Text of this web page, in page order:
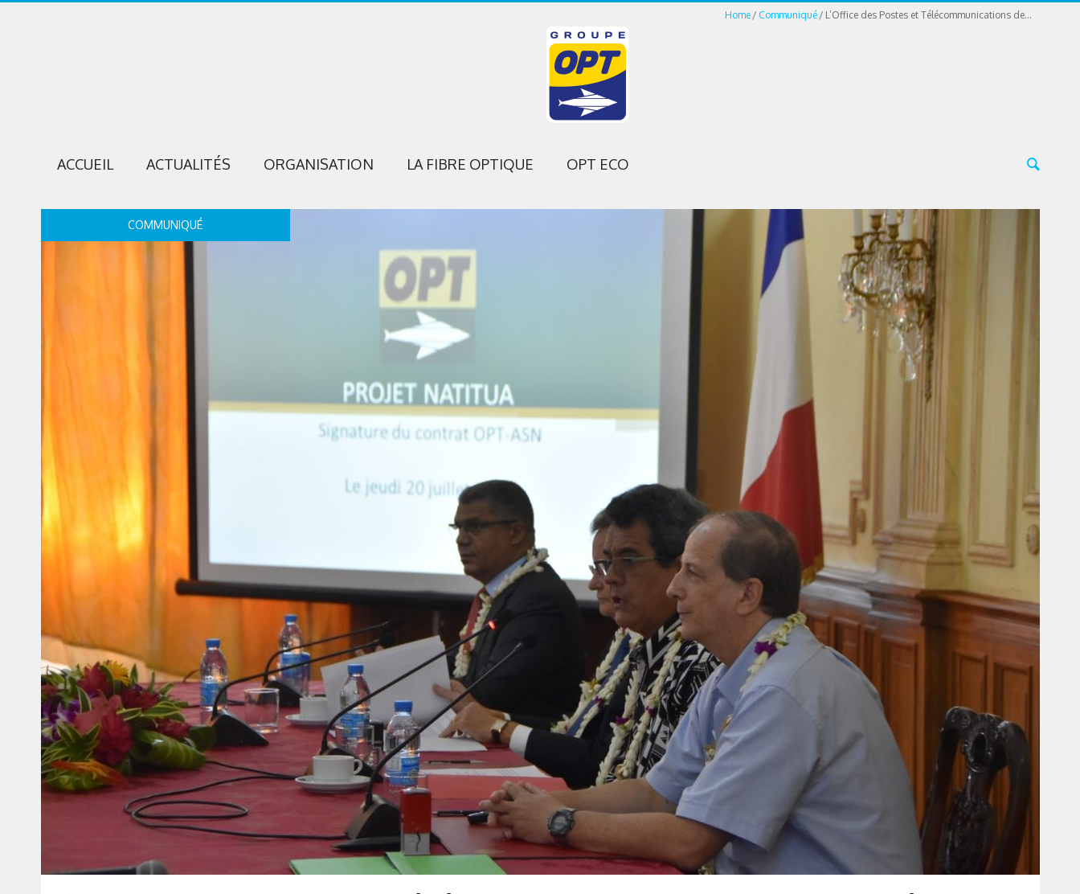
Home Communiqué L’Office des Postes et Télécommunications de...
ACCUEIL ACTUALITÉS ORGANISATION LA FIBRE OPTIQUE OPT ECO
COMMUNIQUÉ